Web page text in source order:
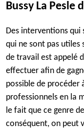
Bussy La Pesle
Des interventions qui
qui ne sont pas utiles
de travail est appelé
effectuer afin de
possible de procéder
professionnels en la
le fait que ce genre
conséquent, on peut